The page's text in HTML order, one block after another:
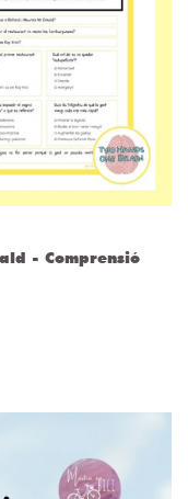
- Comprensió